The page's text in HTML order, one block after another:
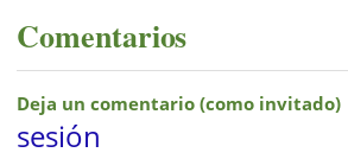
Comentarios